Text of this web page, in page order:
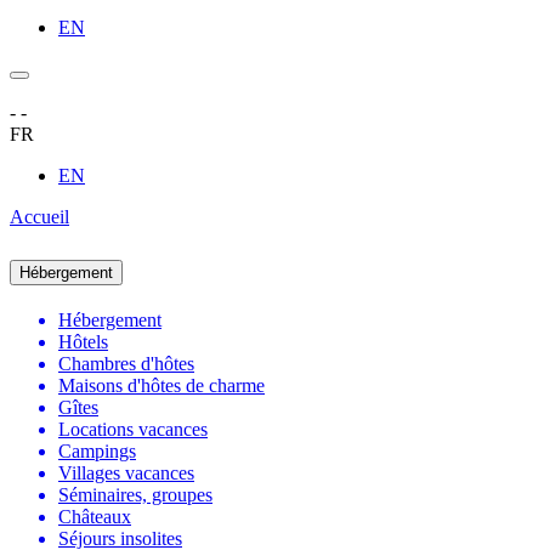
EN
- -
FR
EN
Accueil
Hébergement
Hébergement
Hôtels
Chambres d'hôtes
Maisons d'hôtes de charme
Gîtes
Locations vacances
Campings
Villages vacances
Séminaires, groupes
Châteaux
Séjours insolites